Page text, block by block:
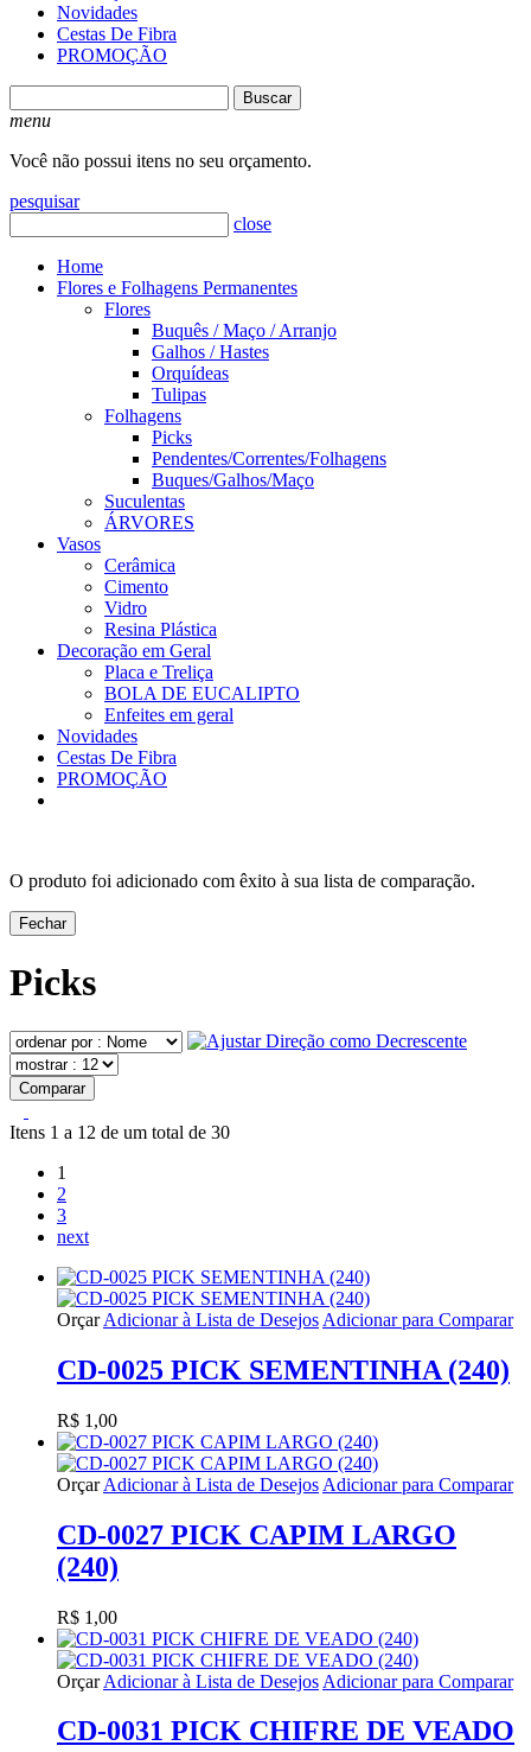
Novidades
Cestas De Fibra
PROMOÇÃO
Buscar
menu
Você não possui itens no seu orçamento.
pesquisar
close
Home
Flores e Folhagens Permanentes
Flores
Buquês / Maço / Arranjo
Galhos / Hastes
Orquídeas
Tulipas
Folhagens
Picks
Pendentes/Correntes/Folhagens
Buques/Galhos/Maço
Suculentas
ÁRVORES
Vasos
Cerâmica
Cimento
Vidro
Resina Plástica
Decoração em Geral
Placa e Treliça
BOLA DE EUCALIPTO
Enfeites em geral
Novidades
Cestas De Fibra
PROMOÇÃO
O produto foi adicionado com êxito à sua lista de comparação.
Fechar
Picks
Comparar
Itens 1 a 12 de um total de 30
1
2
3
next
Orçar Adicionar à Lista de Desejos Adicionar para Comparar
CD-0025 PICK SEMENTINHA (240)
R$ 1,00
Orçar Adicionar à Lista de Desejos Adicionar para Comparar
CD-0027 PICK CAPIM LARGO
(240)
R$ 1,00
Orçar Adicionar à Lista de Desejos Adicionar para Comparar
CD-0031 PICK CHIFRE DE VEADO